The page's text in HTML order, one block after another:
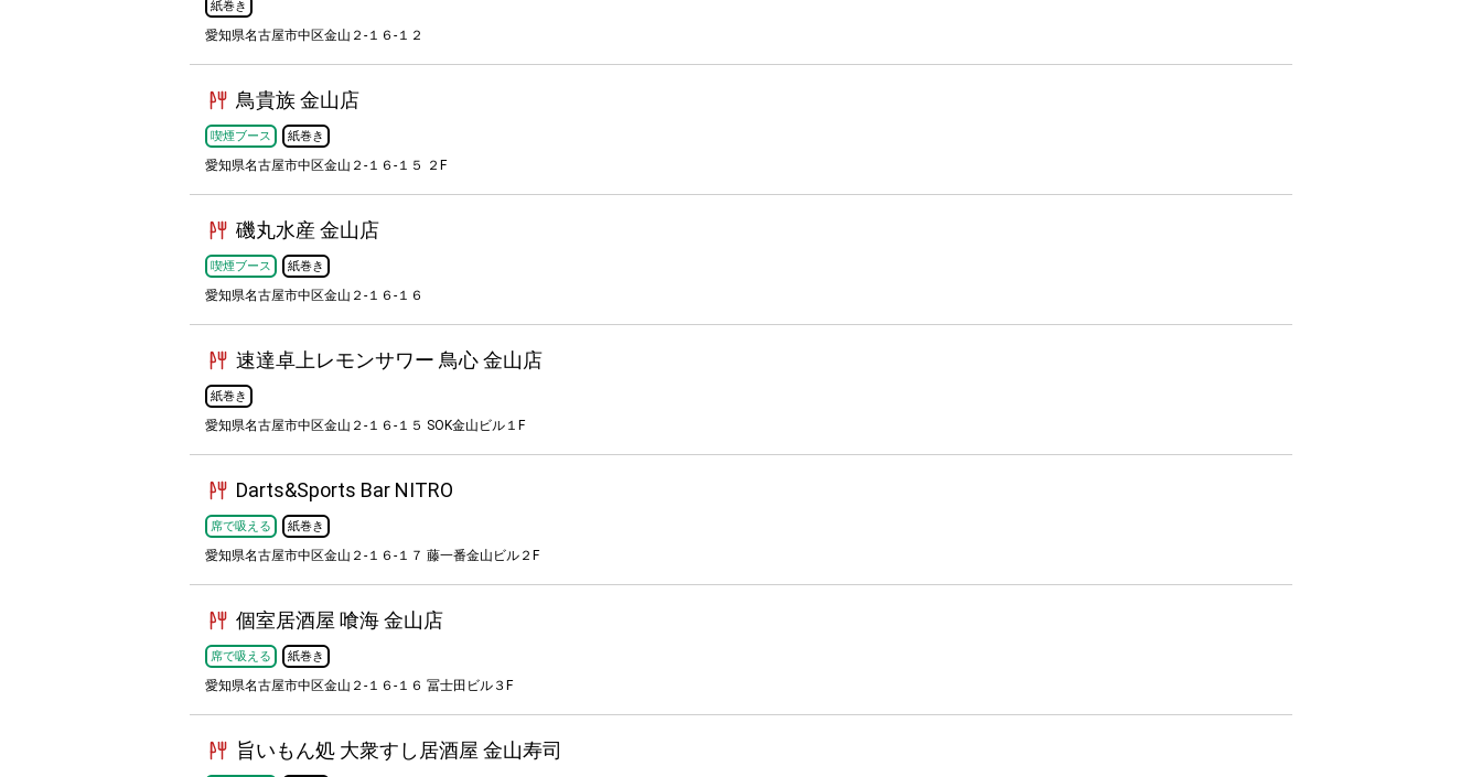
紙巻き
愛知県名古屋市中区金山２-１６-１２
鳥貴族 金山店
喫煙ブース 紙巻き
愛知県名古屋市中区金山２-１６-１５ ２F
磯丸水産 金山店
喫煙ブース 紙巻き
愛知県名古屋市中区金山２-１６-１６
速達卓上レモンサワー 鳥心 金山店
紙巻き
愛知県名古屋市中区金山２-１６-１５ SOK金山ビル１F
Darts&Sports Bar NITRO
席で吸える 紙巻き
愛知県名古屋市中区金山２-１６-１７ 藤一番金山ビル２F
個室居酒屋 喰海 金山店
席で吸える 紙巻き
愛知県名古屋市中区金山２-１６-１６ 冨士田ビル３F
旨いもん処 大衆すし居酒屋 金山寿司